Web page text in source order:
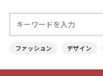
ファッション デザイン